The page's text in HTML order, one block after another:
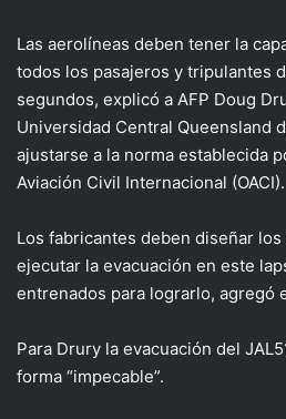
Las aerolíneas deben tener la
todos los pasajeros y tripulantes
segundos, explicó a AFP Doug
Universidad Central Queensland
ajustarse a la norma establecida
Aviación Civil Internacional (OACI).
Los fabricantes deben diseñar
ejecutar la evacuación en este
entrenados para lograrlo, agregó
Para Drury la evacuación del
forma “impecable”.